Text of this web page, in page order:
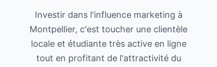
Investir dans l'influence marketing à
Montpellier, c'est toucher une clientèle
locale et étudiante très active en ligne
tout en profitant de l'attractivité du